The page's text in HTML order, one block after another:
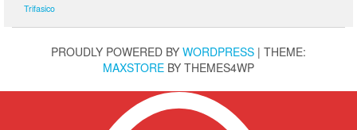
Trifasico
PROUDLY POWERED BY WORDPRESS | THEME:
MAXSTORE BY THEMES4WP